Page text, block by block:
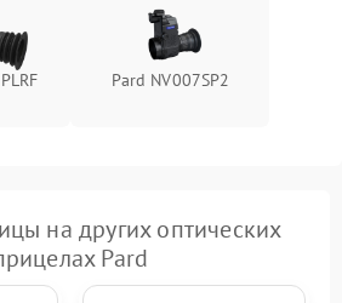
Pard NV007SP2
на других оптических
Pard